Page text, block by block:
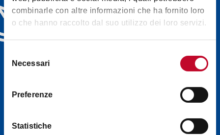
combinarle con altre informazioni che ha fornito loro
o che hanno raccolto dal suo utilizzo dei loro servizi.
delNecessari
Preferenze
Statistiche
информационные
бюллетени Bologna
Welcome и выберите
тот, который вам
подходит: события,
приходить прямо на
адрес (на английском